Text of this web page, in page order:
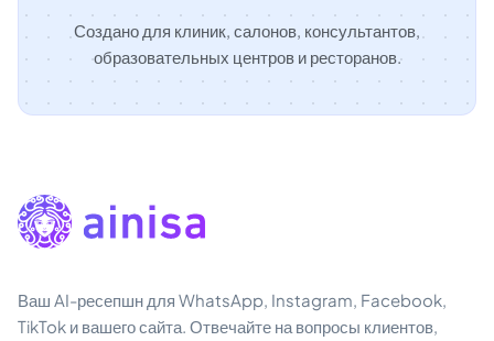
Создано для клиник, салонов, консультантов,
образовательных центров и ресторанов.
Ваш AI-ресепшн для WhatsApp, Instagram, Facebook,
TikTok и вашего сайта. Отвечайте на вопросы клиентов,